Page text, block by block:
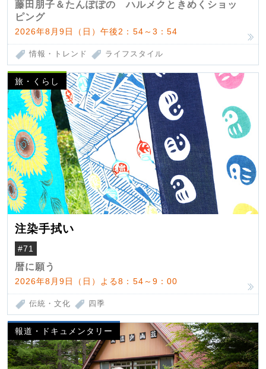
藤田朋子＆たんぽぽの ハルメクときめくショッ
ピング
2026年8月9日（日）午後2：54～3：54
情報・トレンド ライフスタイル
旅・くらし
注染手拭い
#71
暦に願う
2026年8月9日（日）よる8：54～9：00
伝統・文化 四季
報道・ドキュメンタリー